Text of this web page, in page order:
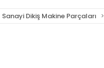
Sanayi Dikiş Makine Parçaları